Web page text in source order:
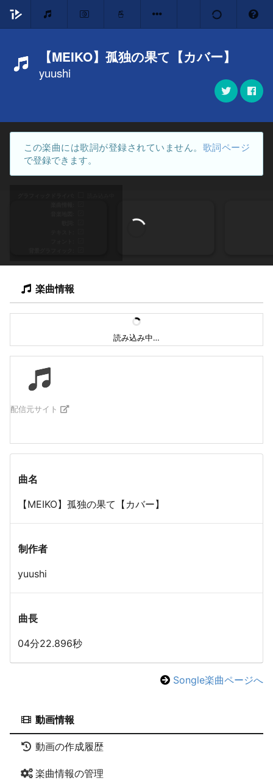
【MEIKO】孤独の果て【カバー】
yuushi
この楽曲には歌詞が登録されていません。 歌詞ページ
で登録できます。
楽曲情報
読み込み中…
配信元サイト
曲名
【MEIKO】孤独の果て【カバー】
制作者
yuushi
曲長
04分22.896秒
Songle楽曲ページへ
動画情報
動画の作成履歴
楽曲情報の管理